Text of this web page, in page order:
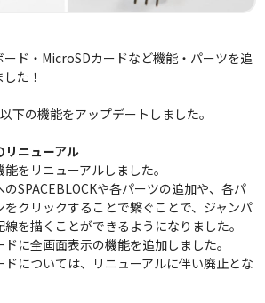
ド・MicroSDカードなど機能・パーツを追
た！
下の機能をアップデートしました。
リニューアル
をリニューアルしました。
SPACEBLOCKや各パーツの追加や、各パ
をクリックすることで繋ぐことで、ジャンパ
を描くことができるようになりました。
に全画面表示の機能を追加しました。
については、リニューアルに伴い廃止とな